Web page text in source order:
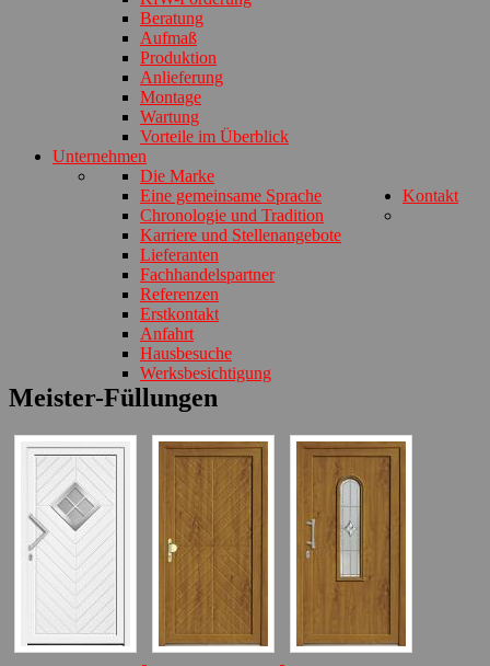
Beratung
Aufmaß
Produktion
Anlieferung
Montage
Wartung
Vorteile im Überblick
Unternehmen
Die Marke
Eine gemeinsame Sprache
Chronologie und Tradition
Karriere und Stellenangebote
Lieferanten
Fachhandelspartner
Referenzen
Kontakt
Erstkontakt
Anfahrt
Hausbesuche
Werksbesichtigung
Meister-Füllungen